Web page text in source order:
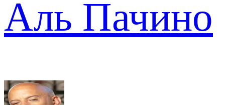
Аль Пачино